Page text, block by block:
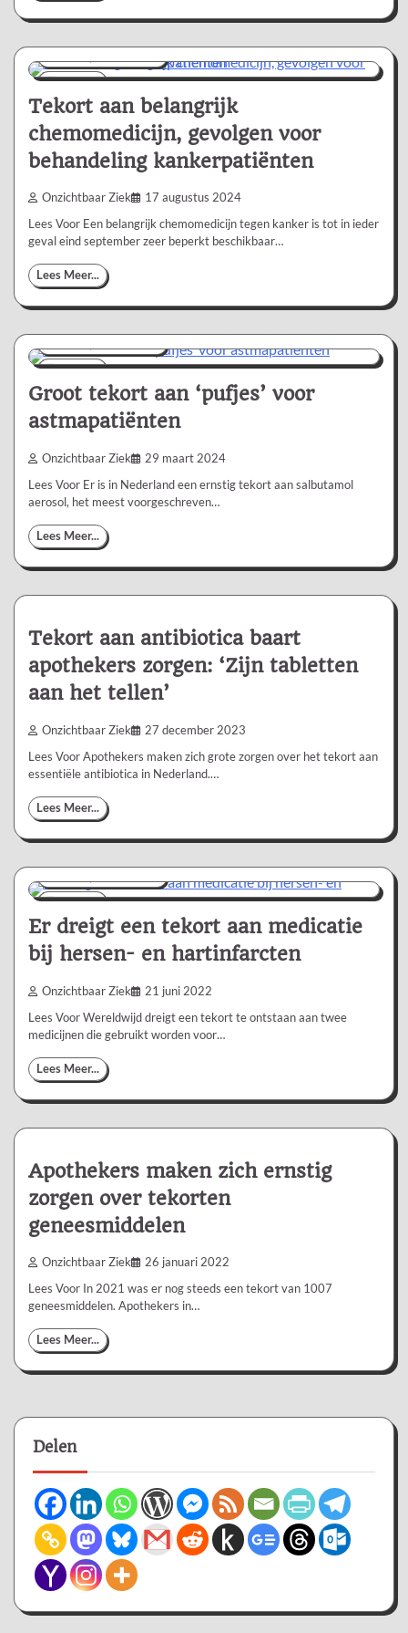
1 min 0
Tekort aan belangrijk
chemomedicijn, gevolgen voor
behandeling kankerpatiënten
Onzichtbaar Ziek 17 augustus 2024
Lees Voor Een belangrijk chemomedicijn tegen kanker is tot in ieder
geval eind september zeer beperkt beschikbaar…
Lees Meer...
1 min 0
Nieuws/Informatie
Groot tekort aan ‘pufjes’ voor
astmapatiënten
Onzichtbaar Ziek 29 maart 2024
Lees Voor Er is in Nederland een ernstig tekort aan salbutamol
aerosol, het meest voorgeschreven…
Lees Meer...
Tekort aan antibiotica baart
apothekers zorgen: ‘Zijn tabletten
aan het tellen’
Onzichtbaar Ziek 27 december 2023
Lees Voor Apothekers maken zich grote zorgen over het tekort aan
essentiële antibiotica in Nederland.…
Lees Meer...
1 min 0
Er dreigt een tekort aan medicatie
bij hersen- en hartinfarcten
Onzichtbaar Ziek 21 juni 2022
Lees Voor Wereldwijd dreigt een tekort te ontstaan aan twee
medicijnen die gebruikt worden voor…
Lees Meer...
Apothekers maken zich ernstig
zorgen over tekorten
geneesmiddelen
Onzichtbaar Ziek 26 januari 2022
Lees Voor In 2021 was er nog steeds een tekort van 1007
geneesmiddelen. Apothekers in…
Lees Meer...
Delen